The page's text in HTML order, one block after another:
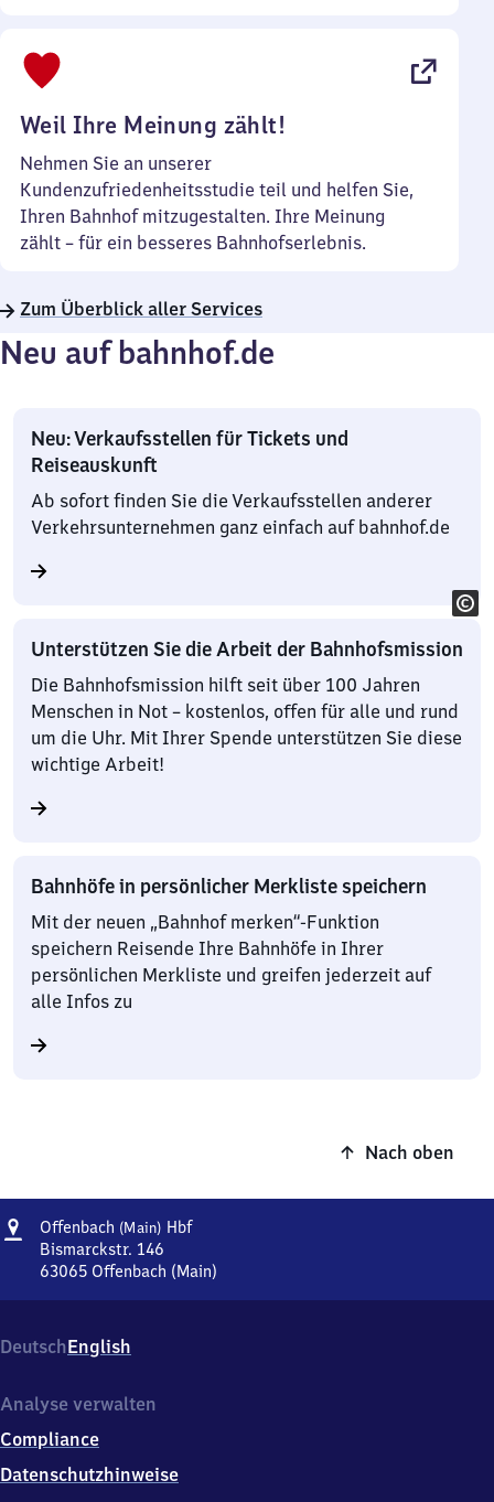
Weil Ihre Meinung zählt!
Nehmen Sie an unserer
Kundenzufriedenheitsstudie teil und helfen Sie,
Ihren Bahnhof mitzugestalten. Ihre Meinung
zählt – für ein besseres Bahnhofserlebnis.
Zum Überblick aller Services
Neu auf bahnhof.de
Neu: Verkaufsstellen für Tickets und
Reiseauskunft
Ab sofort finden Sie die Verkaufsstellen anderer
Verkehrsunternehmen ganz einfach auf bahnhof.de
Unterstützen Sie die Arbeit der Bahnhofsmission
Die Bahnhofsmission hilft seit über 100 Jahren
Menschen in Not – kostenlos, offen für alle und rund
um die Uhr. Mit Ihrer Spende unterstützen Sie diese
wichtige Arbeit!
Bahnhöfe in persönlicher Merkliste speichern
Mit der neuen „Bahnhof merken“-Funktion
speichern Reisende Ihre Bahnhöfe in Ihrer
persönlichen Merkliste und greifen jederzeit auf
alle Infos zu
Nach oben
Adresse
Offenbach (Main) HbfOffenbach
Hauptbahnhof
Bismarckstr. 146
63065 Offenbach (Main)
Hauptbahnhof,
Bismarckstr.
6
0
6
DeutschEnglish
Analyse verwalten
Compliance
Datenschutzhinweise